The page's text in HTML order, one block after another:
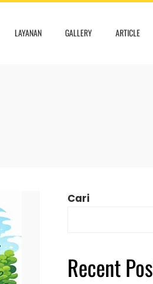
LAYANAN GALLERY ARTICLE
Cari
Recent